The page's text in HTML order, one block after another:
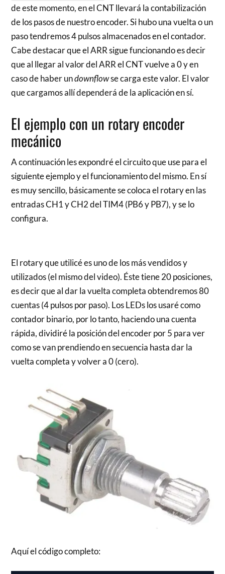
de este momento, en el CNT llevará la contabilización
de los pasos de nuestro encoder. Si hubo una vuelta o un
paso tendremos 4 pulsos almacenados en el contador.
Cabe destacar que el ARR sigue funcionando es decir
que al llegar al valor del ARR el CNT vuelve a 0 y en
caso de haber undownflowse carga este valor. El valor
que cargamos allí dependerá de la aplicación en sí.
El ejemplo con un rotary encoder
mecánico
A continuación les expondré el circuito que use para el
siguiente ejemplo y el funcionamiento del mismo. En sí
es muy sencillo, básicamente se coloca el rotary en las
entradas CH1 y CH2 del TIM4 (PB6 y PB7), y se lo
configura.
El rotary que utilicé es uno de los más vendidos y
utilizados (el mismo del video). Éste tiene 20 posiciones,
es decir que al dar la vuelta completa obtendremos 80
cuentas (4 pulsos por paso). Los LEDs los usaré como
contador binario, por lo tanto, haciendo una cuenta
rápida, dividiré la posición del encoder por 5 para ver
como se van prendiendo en secuencia hasta dar la
vuelta completa y volver a 0 (cero).
Aquí el código completo: